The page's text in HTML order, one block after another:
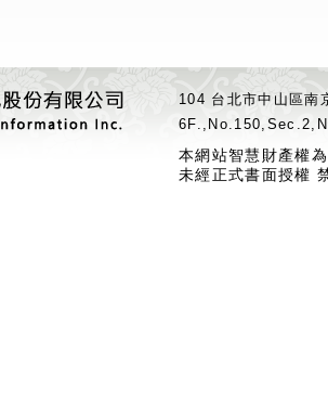
104 台北市中山區
本網站智慧財產權
未經正式書面授權